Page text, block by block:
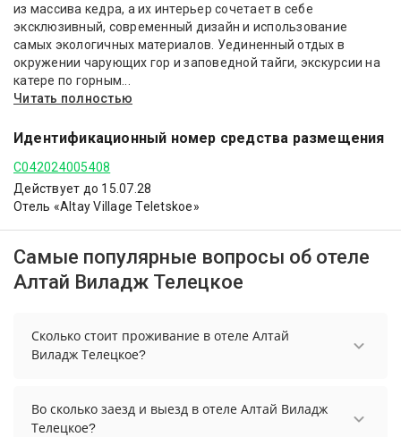
из массива кедра, а их интерьер сочетает в себе
эксклюзивный, современный дизайн и использование
самых экологичных материалов. Уединенный отдых в
окружении чарующих гор и заповедной тайги, экскурсии на
катере по горным...
Читать полностью
Идентификационный номер средства размещения
С042024005408
Действует до 15.07.28
Отель «Altay Village Teletskoe»
Самые популярные вопросы об отеле
Алтай Виладж Телецкое
Сколько стоит проживание в отеле Алтай
Виладж Телецкое?
Телецкое начинается от 100194 рублей. Чтобы
увидеть актуальные цены на проживание,
Во сколько заезд и выезд в отеле Алтай Виладж
Телецкое?